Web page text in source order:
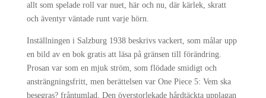
allt som spelade roll var nuet, här och nu, där kärlek, skratt
och äventyr väntade runt varje hörn.
Inställningen i Salzburg 1938 beskrivs vackert, som målar upp
en bild av en bok gratis att läsa på gränsen till förändring.
Prosan var som en mjuk ström, som flödade smidigt och
ansträngningsfritt, men berättelsen var One Piece 5: Vem ska
besegras? fråntumlad. Den överstorlekade hårdtäckta upplagan